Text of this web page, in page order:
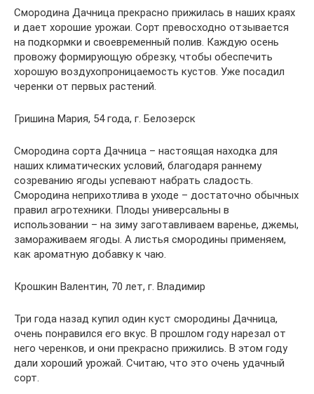
Смородина Дачница прекрасно прижилась в наших краях
и дает хорошие урожаи. Сорт превосходно отзывается
на подкормки и своевременный полив. Каждую осень
провожу формирующую обрезку, чтобы обеспечить
хорошую воздухопроницаемость кустов. Уже посадил
черенки от первых растений.
Гришина Мария, 54 года, г. Белозерск
Смородина сорта Дачница – настоящая находка для
наших климатических условий, благодаря раннему
созреванию ягоды успевают набрать сладость.
Смородина неприхотлива в уходе – достаточно обычных
правил агротехники. Плоды универсальны в
использовании – на зиму заготавливаем варенье, джемы,
замораживаем ягоды. А листья смородины применяем,
как ароматную добавку к чаю.
Крошкин Валентин, 70 лет, г. Владимир
Три года назад купил один куст смородины Дачница,
очень понравился его вкус. В прошлом году нарезал от
него черенков, и они прекрасно прижились. В этом году
дали хороший урожай. Считаю, что это очень удачный
сорт.